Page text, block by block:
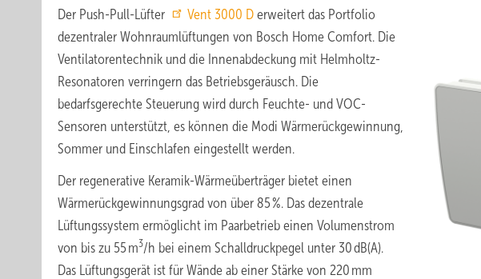
Der Push-Pull-Lüfter Vent 3000 D erweitert das Portfolio
dezentraler Wohnraumlüftungen von Bosch Home Comfort. Die
Ventilatorentechnik und die Innenabdeckung mit Helmholtz-
Resonatoren verringern das Betriebsgeräusch. Die
bedarfsgerechte Steuerung wird durch Feuchte- und VOC-
Sensoren unterstützt, es können die Modi Wärmerückgewinnung,
Sommer und Einschlafen eingestellt werden.
Der regenerative Keramik-Wärmeüberträger bietet einen
Wärmerückgewinnungsgrad von über 85 %. Das dezentrale
Lüftungssystem ermöglicht im Paarbetrieb einen Volumenstrom
von bis zu 55 m3/h bei einem Schalldruckpegel unter 30 dB(A).
Das Lüftungsgerät ist für Wände ab einer Stärke von 220 mm